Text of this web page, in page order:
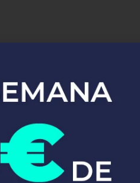
de
Zuera